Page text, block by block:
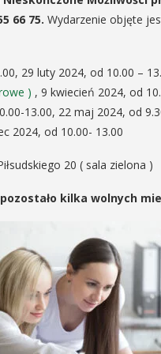
66 75. Wydarzenie objęte
29 luty 2024, od 10.00 –
) , 9 kwiecień 2024, od
13.00, 22 maj 2024, od
2024, od 10.00- 13.00
20 ( sala zielona )
kilka wolnych
14
trawiastej
odbędzie
"Oddaj